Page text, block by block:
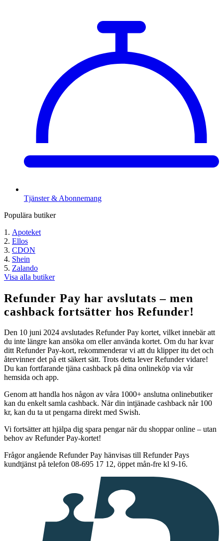
Tjänster & Abonnemang
Populära butiker
Apoteket
Ellos
CDON
Shein
Zalando
Visa alla butiker
Refunder Pay har avslutats – men
cashback fortsätter hos Refunder!
Den 10 juni 2024 avslutades Refunder Pay kortet, vilket innebär att
du inte längre kan ansöka om eller använda kortet. Om du har kvar
ditt Refunder Pay-kort, rekommenderar vi att du klipper itu det och
återvinner det på ett säkert sätt. Trots detta lever Refunder vidare!
Du kan fortfarande tjäna cashback på dina onlineköp via vår
hemsida och app.
Genom att handla hos någon av våra 1000+ anslutna onlinebutiker
kan du enkelt samla cashback. När din intjänade cashback når 100
kr, kan du ta ut pengarna direkt med Swish.
Vi fortsätter att hjälpa dig spara pengar när du shoppar online – utan
behov av Refunder Pay-kortet!
Frågor angående Refunder Pay hänvisas till Refunder Pays
kundtjänst på telefon 08-695 17 12, öppet mån-fre kl 9-16.